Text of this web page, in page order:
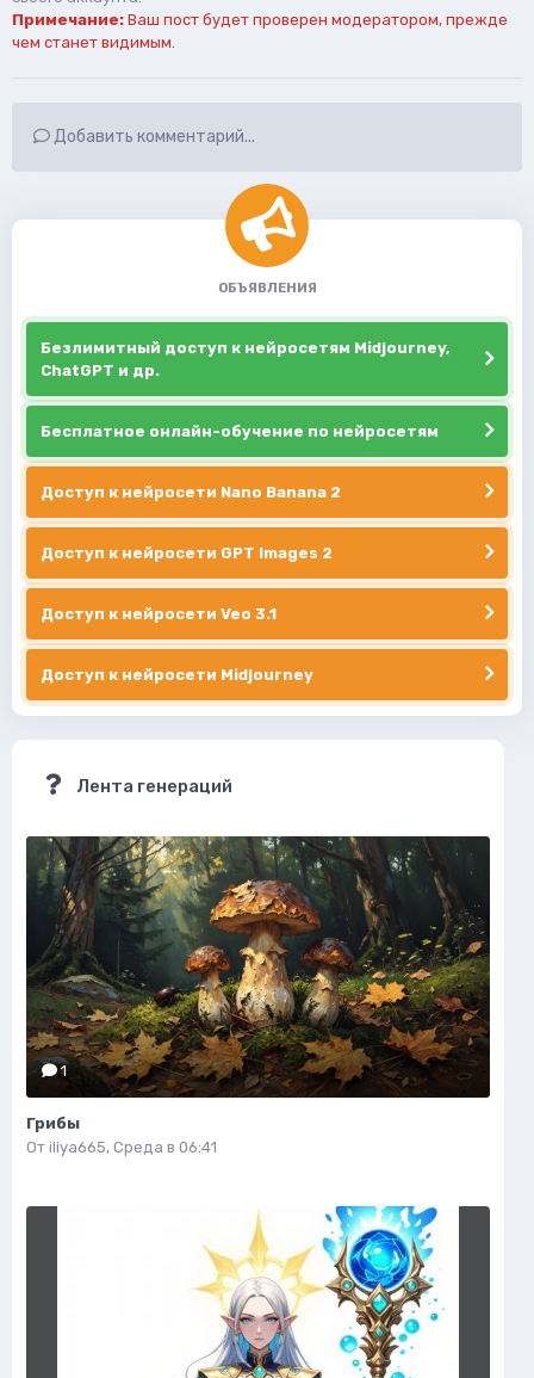
Примечание: Ваш пост будет проверен модератором, прежде
чем станет видимым.
Добавить комментарий...
ОБЪЯВЛЕНИЯ
Безлимитный доступ к нейросетям Midjourney,
ChatGPT и др.
Бесплатное онлайн-обучение по нейросетям
Доступ к нейросети Nano Banana 2
Доступ к нейросети GPT Images 2
Доступ к нейросети Veo 3.1
Доступ к нейросети Midjourney
Лента генераций
1
Грибы
От iliya665, Среда в 06:41